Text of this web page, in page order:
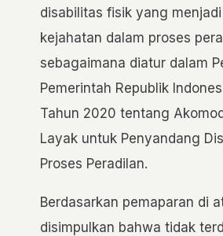
disabilitas fisik yang
kejahatan dalam proses
sebagaimana diatur dalam
Pemerintah Republik
Tahun 2020 tentang
Layak untuk Penyandang
Proses Peradilan.
Berdasarkan pemaparan di
disimpulkan bahwa tidak